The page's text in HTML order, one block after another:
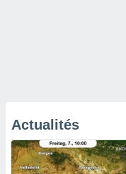
Actualités